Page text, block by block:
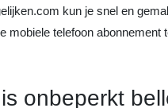
kun je snel en
mobiele telefoon abonnement
onbeperkt